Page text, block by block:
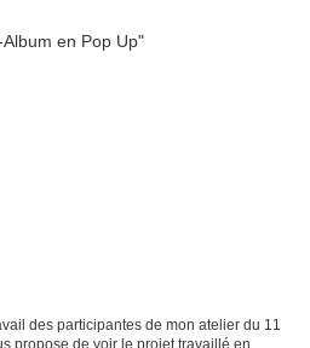
des participantes de mon atelier du 11
propose de voir le projet travaillé en